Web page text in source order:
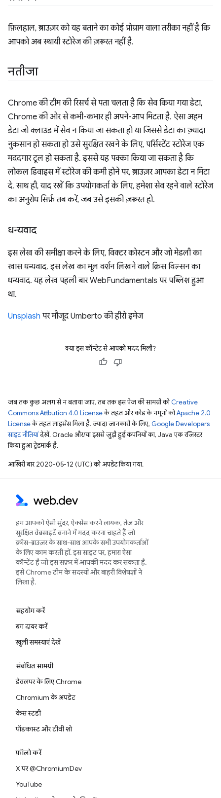
फ़िलहाल, ब्राउज़र को यह बताने का कोई प्रोग्राम वाला तरीका नहीं है कि
आपको अब स्थायी स्टोरेज की ज़रूरत नहीं है.
नतीजा
Chrome की टीम की रिसर्च से पता चलता है कि सेव किया गया डेटा,
Chrome की ओर से कभी-कभार ही अपने-आप मिटता है. ऐसा अहम
डेटा जो क्लाउड में सेव न किया जा सकता हो या जिससे डेटा का ज़्यादा
नुकसान हो सकता हो उसे सुरक्षित रखने के लिए, पर्सिस्टेंट स्टोरेज एक
मददगार टूल हो सकता है. इससे यह पक्का किया जा सकता है कि
लोकल डिवाइस में स्टोरेज की कमी होने पर, ब्राउज़र आपका डेटा न मिटा
दे. साथ ही, याद रखें कि उपयोगकर्ता के लिए, हमेशा सेव रहने वाले स्टोरेज
का अनुरोध सिर्फ़ तब करें, जब उसे इसकी ज़रूरत हो.
धन्यवाद
इस लेख की समीक्षा करने के लिए, विक्टर कोस्टन और जो मेडली का
खास धन्यवाद. इस लेख का मूल वर्शन लिखने वाले क्रिस विल्सन का
धन्यवाद. यह लेख पहली बार WebFundamentals पर पब्लिश हुआ
था.
Unsplash पर मौजूद Umberto की हीरो इमेज
क्या इस कॉन्टेंट से आपको मदद मिली?
जब तक कुछ अलग से न बताया जाए, तब तक इस पेज की सामग्री कोCreative
Commons Attribution 4.0 Licenseके तहत और कोड के नमूनों कोApache 2.0
Licenseके तहत लाइसेंस मिला है. ज़्यादा जानकारी के लिए, Google Developers
साइट नीतियांदेखें. Oracle और/या इससे जुड़ी हुई कंपनियों का, Java एक रजिस्टर
किया हुआ ट्रेडमार्क है.
आखिरी बार 2020-05-12 (UTC) को अपडेट किया गया.
हम आपको ऐसी सुंदर, ऐक्सेस करने लायक, तेज़ और
सुरक्षित वेबसाइटें बनाने में मदद करना चाहते हैं जो
क्रॉस-ब्राउज़र के साथ-साथ आपके सभी उपयोगकर्ताओं
के लिए काम करती हों. इस साइट पर, हमारा ऐसा
कॉन्टेंट है जो इस सफ़र में आपकी मदद कर सकता है.
इसे Chrome टीम के सदस्यों और बाहरी विशेषज्ञों ने
लिखा है.
सहयोग करें
बग दायर करें
खुली समस्याएं देखें
संबंधित सामग्री
डेवलपर के लिए Chrome
Chromium के अपडेट
केस स्टडी
पॉडकास्ट और टीवी शो
फ़ॉलो करें
X पर @ChromiumDev
YouTube